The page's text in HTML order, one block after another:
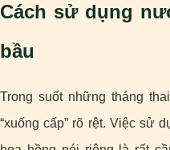
Cách sử dụng
bầu
Trong suốt những tháng
“xuống cấp” rõ rệt. Việc sử